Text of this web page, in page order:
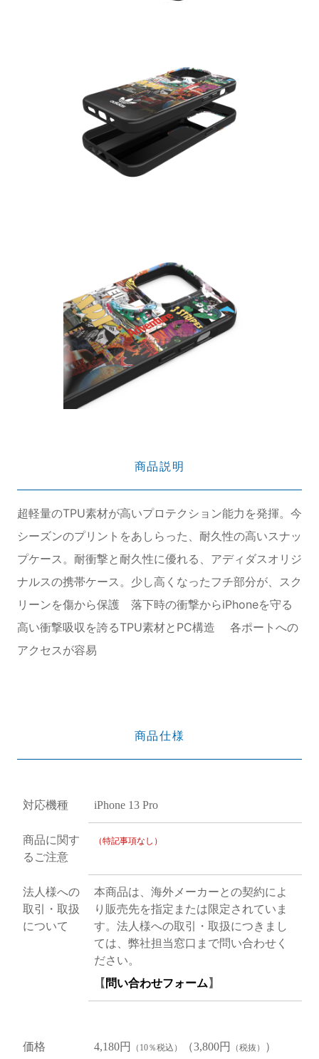
商品説明
超軽量のTPU素材が高いプロテクション能力を発揮。今
シーズンのプリントをあしらった、耐久性の高いスナッ
プケース。耐衝撃と耐久性に優れる、アディダスオリジ
ナルスの携帯ケース。少し高くなったフチ部分が、スク
リーンを傷から保護 落下時の衝撃からiPhoneを守る
高い衝撃吸収を誇るTPU素材とPC構造 各ポートへの
アクセスが容易
商品仕様
対応機種 iPhone 13 Pro
商品に関す
るご注意
（特記事項なし）
法人様への
取引・取扱
について
本商品は、海外メーカーとの契約によ
り販売先を指定または限定されていま
す。法人様への取引・取扱につきまし
ては、弊社担当窓口まで問い合わせく
ださい。
【 問い合わせフォーム 】
価格 4,180円 （10％税込） （3,800円 （税抜） ）